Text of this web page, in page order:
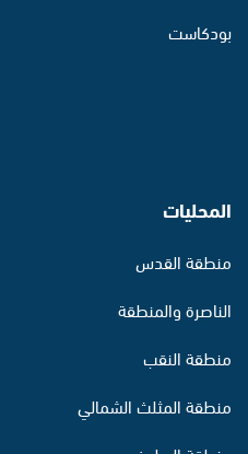
بودكاست
المحليات
منطقة القدس
الناصرة والمنطقة
منطقة النقب
منطقة المثلث الشمالي